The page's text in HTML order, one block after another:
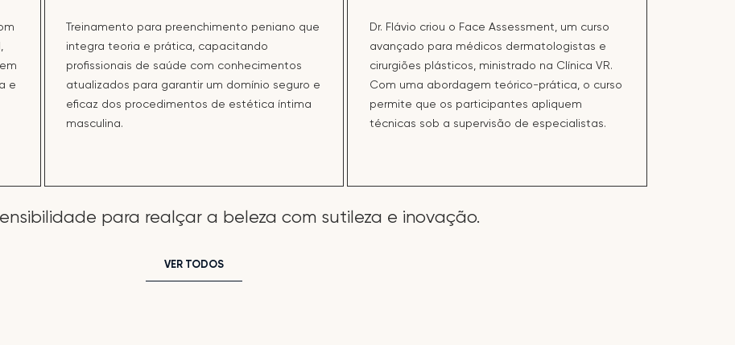
e
Treinamento para preenchimento peniano que
integra teoria e prática, capacitando
profissionais de saúde com conhecimentos
atualizados para garantir um domínio seguro e
eficaz dos procedimentos de estética íntima
masculina.
Dr. Flávio criou o Face Assessment, um curso
avançado para médicos dermatologistas e
cirurgiões plásticos, ministrado na Clínica VR.
Com uma abordagem teórico-prática, o curso
permite que os participantes apliquem
técnicas sob a supervisão de especialistas.
para realçar a beleza com sutileza e inovação.
VER TODOS